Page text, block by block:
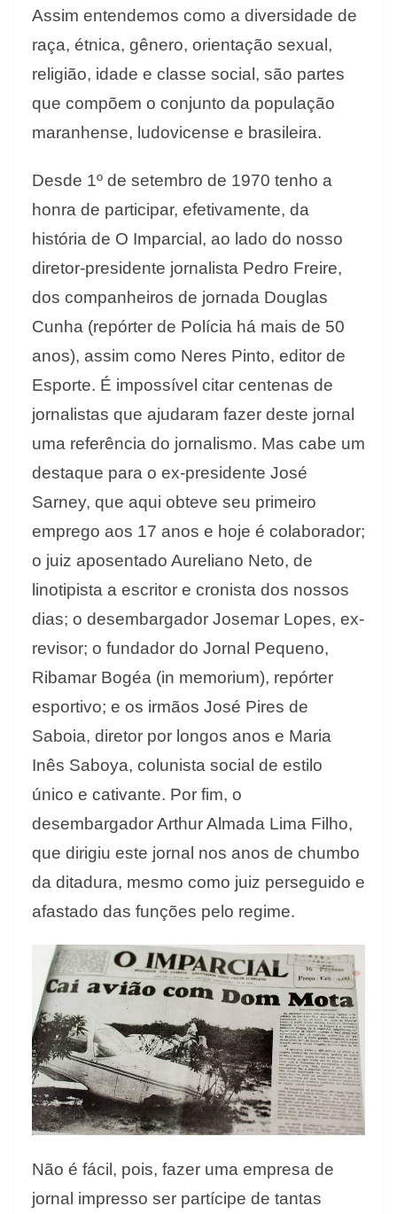
Assim entendemos como a diversidade de
raça, étnica, gênero, orientação sexual,
religião, idade e classe social, são partes
que compõem o conjunto da população
maranhense, ludovicense e brasileira.
Desde 1º de setembro de 1970 tenho a
honra de participar, efetivamente, da
história de O Imparcial, ao lado do nosso
diretor-presidente jornalista Pedro Freire,
dos companheiros de jornada Douglas
Cunha (repórter de Polícia há mais de 50
anos), assim como Neres Pinto, editor de
Esporte. É impossível citar centenas de
jornalistas que ajudaram fazer deste jornal
uma referência do jornalismo. Mas cabe um
destaque para o ex-presidente José
Sarney, que aqui obteve seu primeiro
emprego aos 17 anos e hoje é colaborador;
o juiz aposentado Aureliano Neto, de
linotipista a escritor e cronista dos nossos
dias; o desembargador Josemar Lopes, ex-
revisor; o fundador do Jornal Pequeno,
Ribamar Bogéa (in memorium), repórter
esportivo; e os irmãos José Pires de
Saboia, diretor por longos anos e Maria
Inês Saboya, colunista social de estilo
único e cativante. Por fim, o
desembargador Arthur Almada Lima Filho,
que dirigiu este jornal nos anos de chumbo
da ditadura, mesmo como juiz perseguido e
afastado das funções pelo regime.
Não é fácil, pois, fazer uma empresa de
jornal impresso ser partícipe de tantas